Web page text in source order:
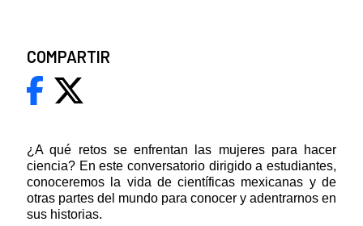
¿A qué retos se enfrentan las mujeres para hacer
ciencia? En este conversatorio dirigido a estudiantes,
conoceremos la vida de científicas mexicanas y de
otras partes del mundo para conocer y adentrarnos en
sus historias.
COMPARTIR